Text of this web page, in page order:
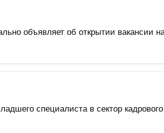
объявляет об открытии вакансии
специалиста в сектор